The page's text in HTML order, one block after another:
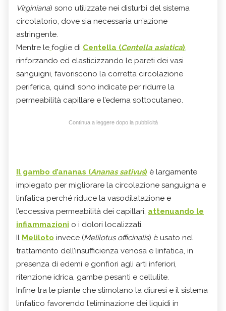
Virginiana) sono utilizzate nei disturbi del sistema
circolatorio, dove sia necessaria un’azione
astringente.
Mentre le foglie di Centella (Centella asiatica),
rinforzando ed elasticizzando le pareti dei vasi
sanguigni, favoriscono la corretta circolazione
periferica, quindi sono indicate per ridurre la
permeabilità capillare e l’edema sottocutaneo.
Continua a leggere dopo la pubblicità
Il gambo d’ananas (Ananas sativus) è largamente
impiegato per migliorare la circolazione sanguigna e
linfatica perché riduce la vasodilatazione e
l’eccessiva permeabilità dei capillari, attenuando le
infiammazioni o i dolori localizzati.
Il Meliloto invece (Melilotus officinalis) è usato nel
trattamento dell’insufficienza venosa e linfatica, in
presenza di edemi e gonfiori agli arti inferiori,
ritenzione idrica, gambe pesanti e cellulite.
Infine tra le piante che stimolano la diuresi e il sistema
linfatico favorendo l’eliminazione dei liquidi in